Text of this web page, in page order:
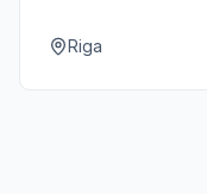
musique live,
Riga